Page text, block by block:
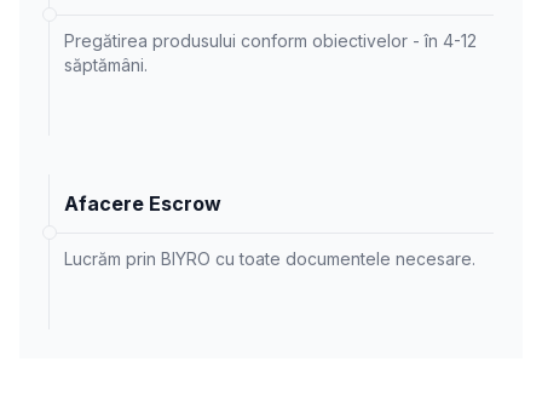
Pregătirea produsului conform obiectivelor - în 4-12
săptămâni.
Afacere Escrow
Lucrăm prin BIYRO cu toate documentele necesare.